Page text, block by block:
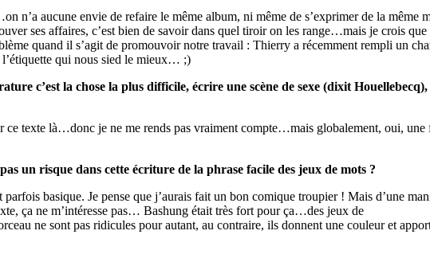
n’a aucune envie de refaire le même album, ni même de s’exprimer de la
ses affaires, c’est bien de savoir dans quel tiroir on les range…mais je crois
quand il s’agit de promouvoir notre travail : Thierry a récemment rempli un
l’étiquette qui nous sied le mieux… ;)
c’est la chose la plus difficile, écrire une scène de sexe (dixit
texte là…donc je ne me rends pas vraiment compte…mais globalement, oui, une
un risque dans cette écriture de la phrase facile des jeux de mots ?
basique. Je pense que j’aurais fait un bon comique troupier ! Mais d’une
ça ne m’intéresse pas… Bashung était très fort pour ça…des jeux de
ne sont pas ridicules pour autant, au contraire, ils donnent une couleur et